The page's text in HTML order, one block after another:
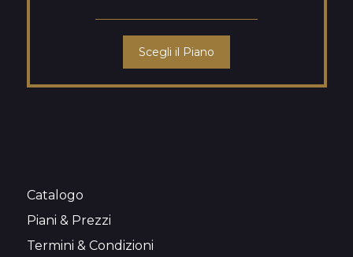
Scegli il Piano
Catalogo
Piani & Prezzi
Termini & Condizioni